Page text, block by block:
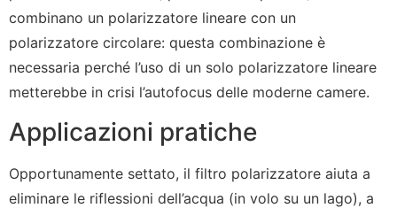
combinano un polarizzatore lineare con un
polarizzatore circolare: questa combinazione è
necessaria perché l’uso di un solo polarizzatore lineare
metterebbe in crisi l’autofocus delle moderne camere.
Applicazioni pratiche
Opportunamente settato, il filtro polarizzatore aiuta a
eliminare le riflessioni dell’acqua (in volo su un lago), a